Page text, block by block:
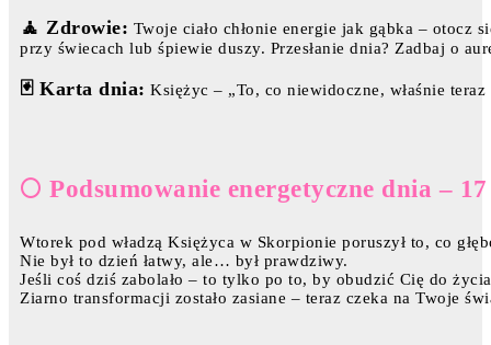
🧘 Zdrowie: Twoje ciało chłonie energie jak gąbka – otocz
przy świecach lub śpiewie duszy. Przesłanie dnia? Zadbaj o
🃏 Karta dnia: Księżyc – „To, co niewidoczne, właśnie
🌕 Podsumowanie energetyczne dnia –
Wtorek pod władzą Księżyca w Skorpionie poruszył to, co
Nie był to dzień łatwy, ale… był prawdziwy.
Jeśli coś dziś zabolało – to tylko po to, by obudzić Cię do
Ziarno transformacji zostało zasiane – teraz czeka na Twoje